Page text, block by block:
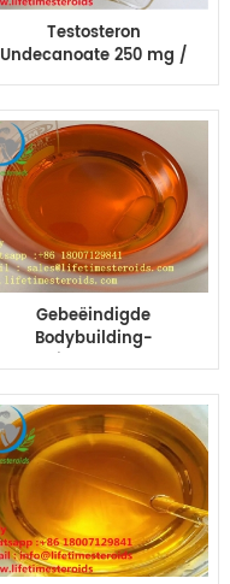
Testosteron
Undecanoate 250 mg /
ml Pre-en-klare
vloeistof te koop
Gebeëindigde
Bodybuilding-
Oliesteroïden
tren-200 Tren E 200mg
Half afgewerkte olie
voor bodybuilding